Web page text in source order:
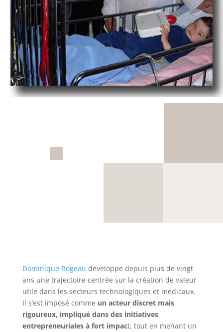
Dominique Rogeau développe depuis plus de vingt
ans une trajectoire centrée sur la création de valeur
utile dans les secteurs technologiques et médicaux.
Il s’est imposé comme un acteur discret mais
rigoureux, impliqué dans des initiatives
entrepreneuriales à fort impact, tout en menant un